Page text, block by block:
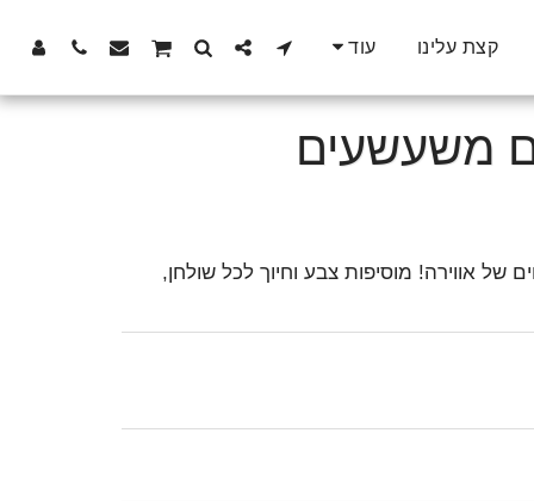
קצת עלינו עוד
של אווירה! מוסיפות צבע וחיוך לכל שולחן,